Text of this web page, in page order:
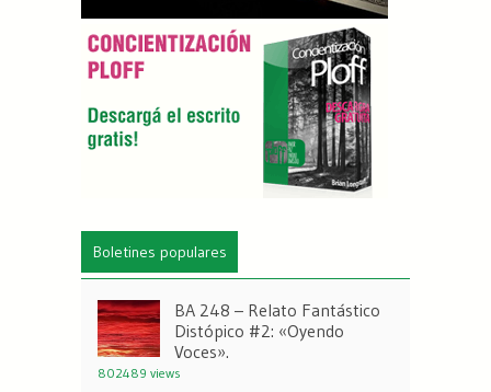
Boletines populares
BA 248 – Relato Fantástico
Distópico #2: «Oyendo
Voces».
802489 views